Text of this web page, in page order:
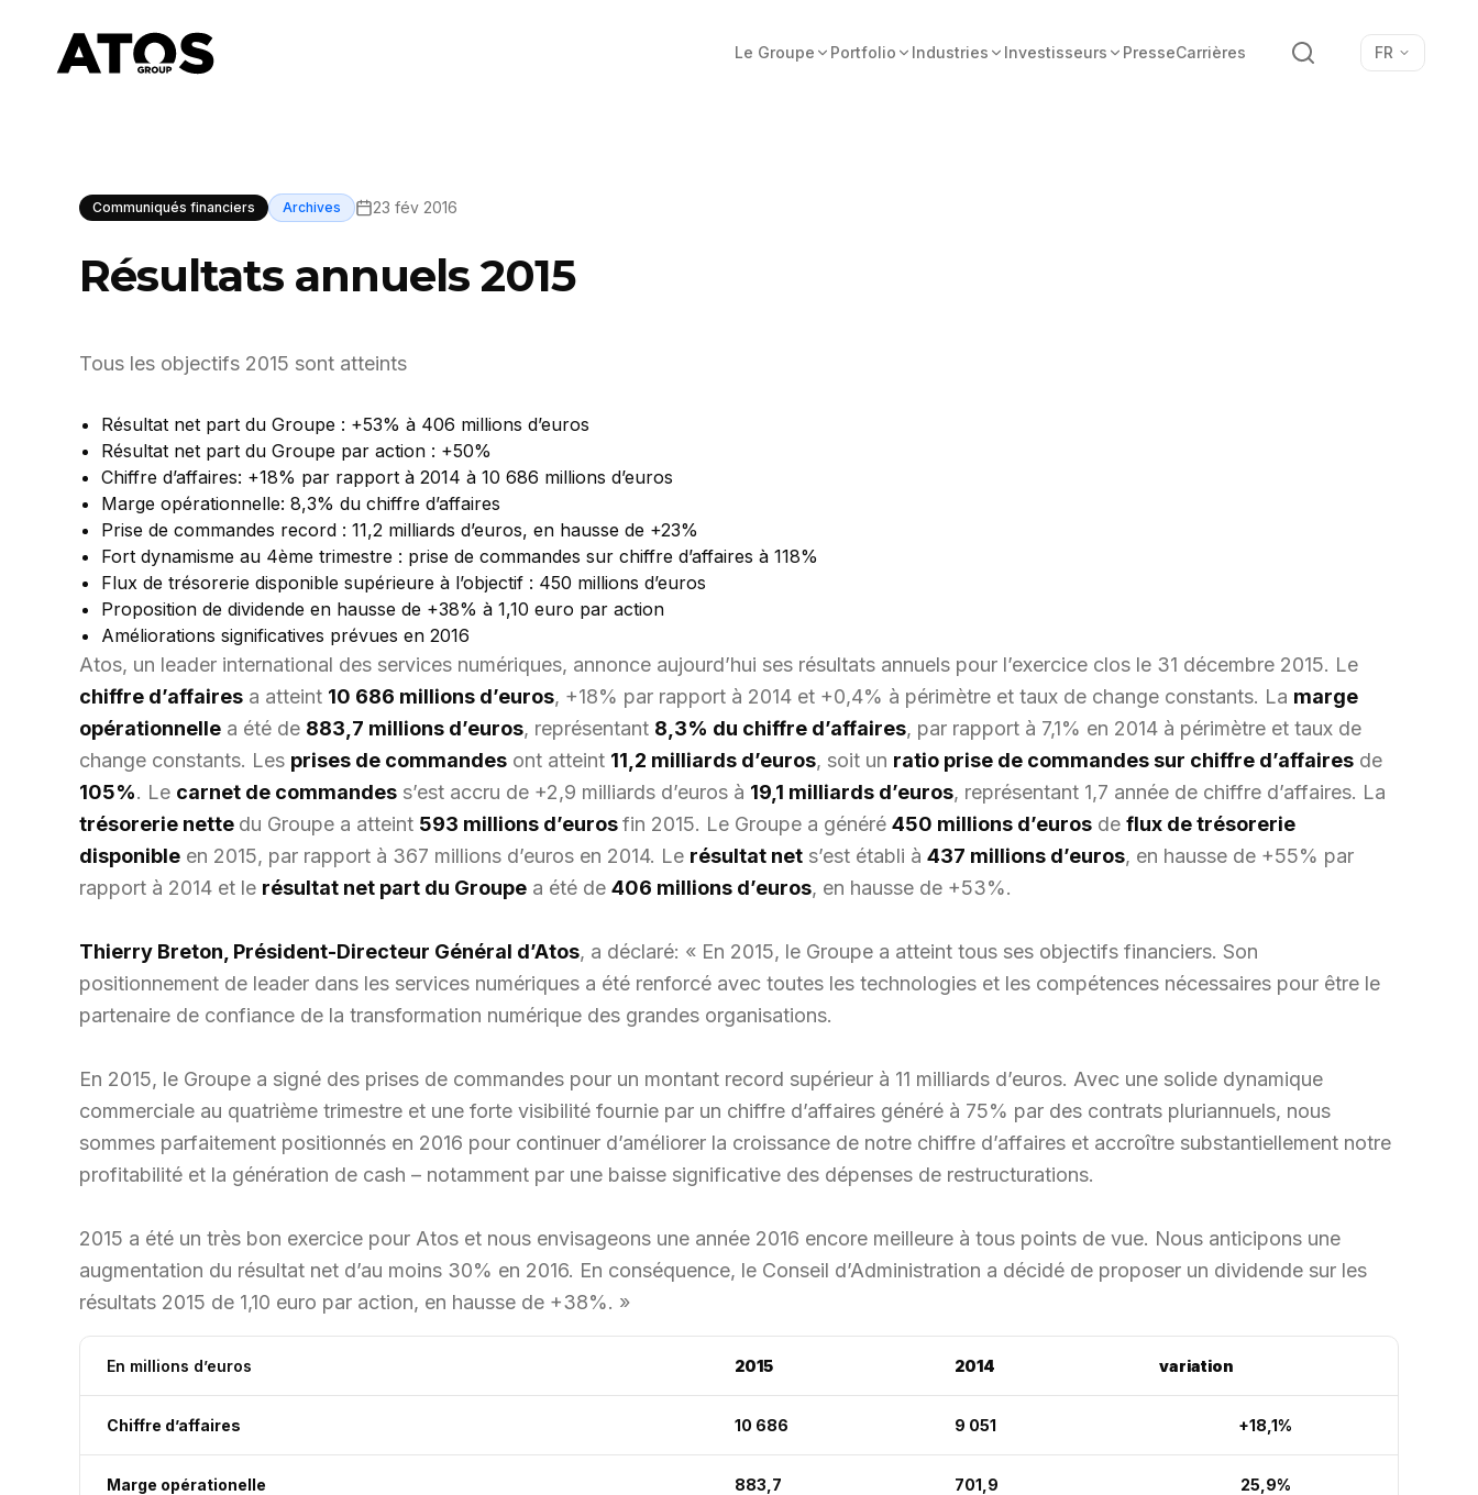
Le Groupe Portfolio Industries Investisseurs PresseCarrières Recherche
FR
Communiqués financiers Archives 23 fév 2016
Résultats annuels 2015
Tous les objectifs 2015 sont atteints
Résultat net part du Groupe : +53% à 406 millions d’euros
Résultat net part du Groupe par action : +50%
Chiffre d’affaires: +18% par rapport à 2014 à 10 686 millions d’euros
Marge opérationnelle: 8,3% du chiffre d’affaires
Prise de commandes record : 11,2 milliards d’euros, en hausse de +23%
Fort dynamisme au 4ème trimestre : prise de commandes sur chiffre d’affaires à 118%
Flux de trésorerie disponible supérieure à l’objectif : 450 millions d’euros
Proposition de dividende en hausse de +38% à 1,10 euro par action
Améliorations significatives prévues en 2016
Atos, un leader international des services numériques, annonce aujourd’hui ses résultats annuels pour l’exercice clos le 31 décembre 2015. Le
chiffre d’affaires a atteint 10 686 millions d’euros, +18% par rapport à 2014 et +0,4% à périmètre et taux de change constants. La marge
opérationnelle a été de 883,7 millions d’euros, représentant 8,3% du chiffre d’affaires, par rapport à 7,1% en 2014 à périmètre et taux de
change constants. Les prises de commandes ont atteint 11,2 milliards d’euros, soit un ratio prise de commandes sur chiffre d’affaires de
105%. Le carnet de commandes s’est accru de +2,9 milliards d’euros à 19,1 milliards d’euros, représentant 1,7 année de chiffre d’affaires. La
trésorerie nette du Groupe a atteint 593 millions d’eurosfin 2015. Le Groupe a généré 450 millions d’euros de flux de trésorerie
disponible en 2015, par rapport à 367 millions d’euros en 2014. Le résultat net s’est établi à 437 millions d’euros, en hausse de +55% par
rapport à 2014 et le résultat net part du Groupe a été de 406 millions d’euros, en hausse de +53%.
Thierry Breton, Président-Directeur Général d’Atos, a déclaré: « En 2015, le Groupe a atteint tous ses objectifs financiers. Son
positionnement de leader dans les services numériques a été renforcé avec toutes les technologies et les compétences nécessaires pour être le
partenaire de confiance de la transformation numérique des grandes organisations.
En 2015, le Groupe a signé des prises de commandes pour un montant record supérieur à 11 milliards d’euros. Avec une solide dynamique
commerciale au quatrième trimestre et une forte visibilité fournie par un chiffre d’affaires généré à 75% par des contrats pluriannuels, nous
sommes parfaitement positionnés en 2016 pour continuer d’améliorer la croissance de notre chiffre d’affaires et accroître substantiellement notre
profitabilité et la génération de cash – notamment par une baisse significative des dépenses de restructurations.
2015 a été un très bon exercice pour Atos et nous envisageons une année 2016 encore meilleure à tous points de vue. Nous anticipons une
augmentation du résultat net d’au moins 30% en 2016. En conséquence, le Conseil d’Administration a décidé de proposer un dividende sur les
résultats 2015 de 1,10 euro par action, en hausse de +38%. »
En millions d’euros 2015 2014 variation
Chiffre d’affaires 10 686 9 051 +18,1%
Marge opérationelle 883,7 701,9 25,9%